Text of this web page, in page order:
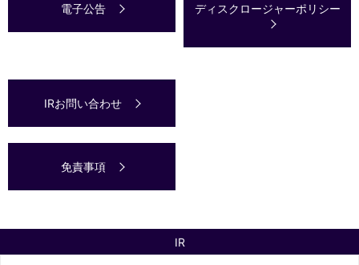
IR
電子公告 ディスクロージャーポリシー
IRお問い合わせ
免責事項